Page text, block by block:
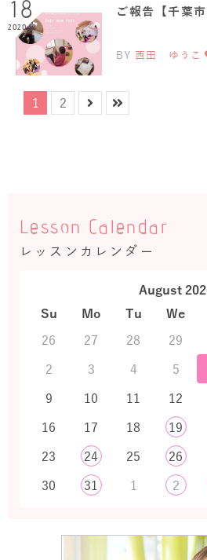
18
2020.12
ご報告【千葉
BY 西田 ゆうこ
1 2
Lesson Calendar
レッスンカレンダー
August
Su
Mo Tu We
26
27 28 29
2
3 4 5
9
10 11 12
16
17 18 19
23
24 25 26
30
31 1 2